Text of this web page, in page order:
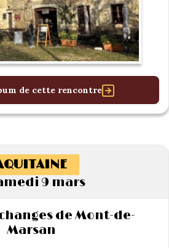
de cette rencontre
9 mars
de Mont-de-
Marsan